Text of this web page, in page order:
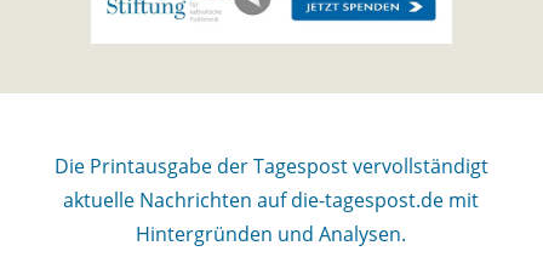
Die Printausgabe der Tagespost vervollständigt
aktuelle Nachrichten auf die-tagespost.de mit
Hintergründen und Analysen.